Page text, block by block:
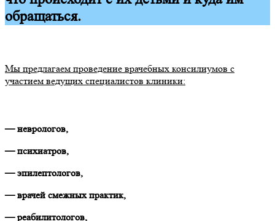
обращаться.
Мы предлагаем проведение врачебных консилиумов с
участием ведущих специалистов клиники:
— неврологов,
— психиатров,
— эпилептологов,
— врачей смежных практик,
— реабилитологов,